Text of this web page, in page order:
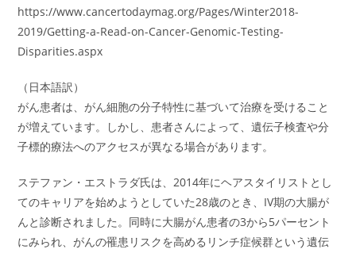
https://www.cancertodaymag.org/Pages/Winter2018-
2019/Getting-a-Read-on-Cancer-Genomic-Testing-
Disparities.aspx
（日本語訳）
がん患者は、がん細胞の分子特性に基づいて治療を受けること
が増えています。しかし、患者さんによって、遺伝子検査や分
子標的療法へのアクセスが異なる場合があります。
ステファン・エストラダ氏は、2014年にヘアスタイリストとし
てのキャリアを始めようとしていた28歳のとき、IV期の大腸が
んと診断されました。同時に大腸がん患者の3から5パーセント
にみられ、がんの罹患リスクを高めるリンチ症候群という遺伝